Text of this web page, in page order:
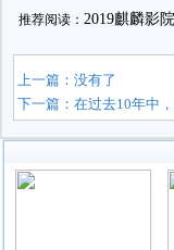
推荐阅读： 2019麒麟影院
上一篇：没有了
下一篇：在过去10年中